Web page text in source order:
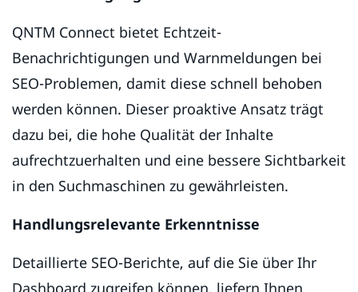
QNTM Connect bietet Echtzeit-
Benachrichtigungen und Warnmeldungen bei
SEO-Problemen, damit diese schnell behoben
werden können. Dieser proaktive Ansatz trägt
dazu bei, die hohe Qualität der Inhalte
aufrechtzuerhalten und eine bessere Sichtbarkeit
in den Suchmaschinen zu gewährleisten.
Handlungsrelevante Erkenntnisse
Detaillierte SEO-Berichte, auf die Sie über Ihr